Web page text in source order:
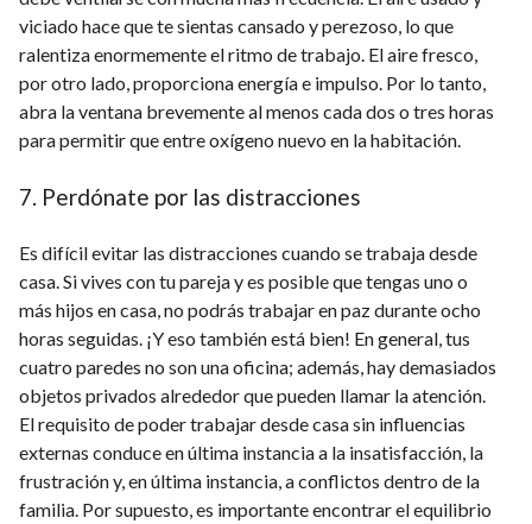
viciado hace que te sientas cansado y perezoso, lo que
ralentiza enormemente el ritmo de trabajo. El aire fresco,
por otro lado, proporciona energía e impulso. Por lo tanto,
abra la ventana brevemente al menos cada dos o tres horas
para permitir que entre oxígeno nuevo en la habitación.
7. Perdónate por las distracciones
Es difícil evitar las distracciones cuando se trabaja desde
casa. Si vives con tu pareja y es posible que tengas uno o
más hijos en casa, no podrás trabajar en paz durante ocho
horas seguidas. ¡Y eso también está bien! En general, tus
cuatro paredes no son una oficina; además, hay demasiados
objetos privados alrededor que pueden llamar la atención.
El requisito de poder trabajar desde casa sin influencias
externas conduce en última instancia a la insatisfacción, la
frustración y, en última instancia, a conflictos dentro de la
familia. Por supuesto, es importante encontrar el equilibrio